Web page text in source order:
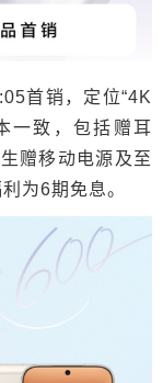
首销，定位“4K
一致，包括赠耳
赠移动电源及至
为6期免息。